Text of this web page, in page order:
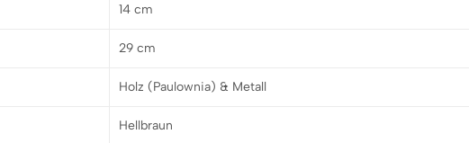
14 cm
29 cm
Holz (Paulownia) & Metall
Hellbraun